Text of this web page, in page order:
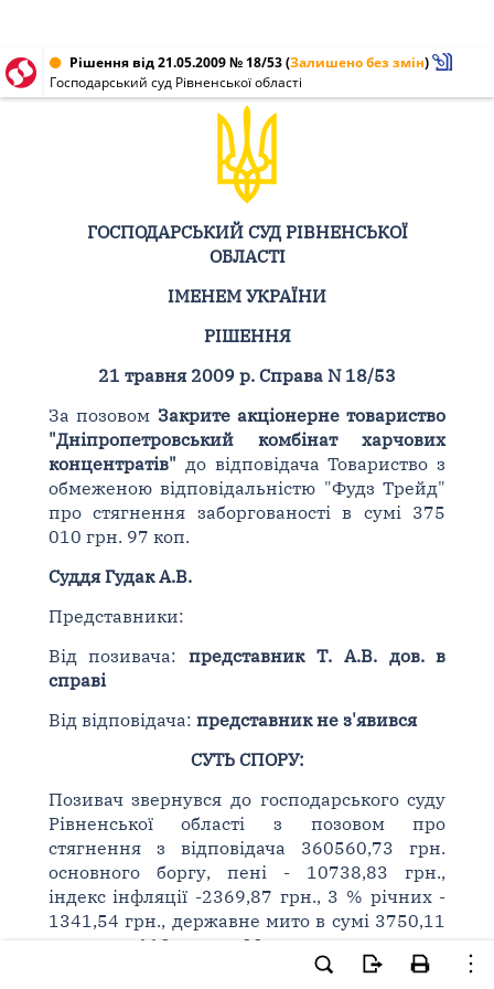
Рішення від 21.05.2009 № 18/53(Залишено без змін)
Господарський суд Рівненської області
ГОСПОДАРСЬКИЙ СУД РІВНЕНСЬКОЇ
ОБЛАСТІ
ІМЕНЕМ УКРАЇНИ
РІШЕННЯ
21 травня 2009 р. Справа N 18/53
За позовом Закрите акціонерне товариство
"Дніпропетровський комбінат харчових
концентратів" до відповідача Товариство з
обмеженою відповідальністю "Фудз Трейд"
про стягнення заборгованості в сумі 375
010 грн. 97 коп.
Суддя Гудак А.В.
Представники:
Від позивача:представник Т. А.В. дов. в
справі
Від відповідача: представник не з'явився
СУТЬ СПОРУ:
Позивач звернувся до господарського суду
Рівненської області з позовом про
стягнення з відповідача 360560,73 грн.
основного боргу, пені - 10738,83 грн.,
індекс інфляції -2369,87 грн., 3 % річних -
1341,54 грн., державне мито в сумі 3750,11
грн. та 118 грн. 00 коп. витрати на
інформаційно-технічне забезпечення